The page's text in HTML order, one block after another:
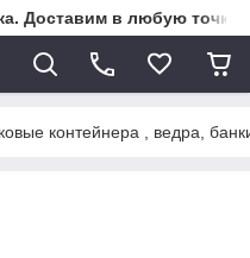
Доставим в любую точку
контейнера , ведра,